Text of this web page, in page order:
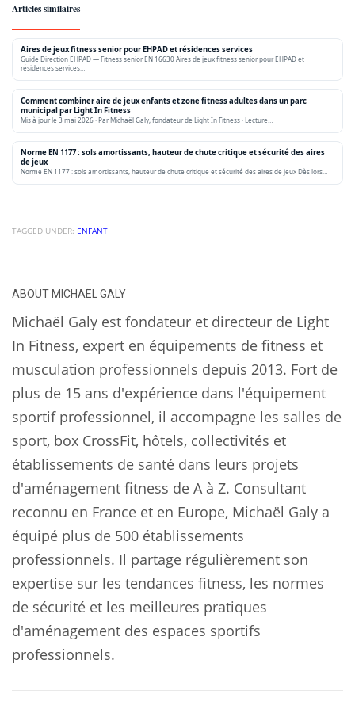
Articles similaires
Aires de jeux fitness senior pour EHPAD et résidences services
Guide Direction EHPAD — Fitness senior EN 16630 Aires de jeux fitness senior pour EHPAD et
résidences services…
Comment combiner aire de jeux enfants et zone fitness adultes dans un parc
municipal par Light In Fitness
Mis à jour le 3 mai 2026 · Par Michaël Galy, fondateur de Light In Fitness · Lecture…
Norme EN 1177 : sols amortissants, hauteur de chute critique et sécurité des aires
de jeux
Norme EN 1177 : sols amortissants, hauteur de chute critique et sécurité des aires de jeux Dès lors…
TAGGED UNDER: ENFANT
ABOUT MICHAËL GALY
Michaël Galy est fondateur et directeur de Light
In Fitness, expert en équipements de fitness et
musculation professionnels depuis 2013. Fort de
plus de 15 ans d'expérience dans l'équipement
sportif professionnel, il accompagne les salles de
sport, box CrossFit, hôtels, collectivités et
établissements de santé dans leurs projets
d'aménagement fitness de A à Z. Consultant
reconnu en France et en Europe, Michaël Galy a
équipé plus de 500 établissements
professionnels. Il partage régulièrement son
expertise sur les tendances fitness, les normes
de sécurité et les meilleures pratiques
d'aménagement des espaces sportifs
professionnels.